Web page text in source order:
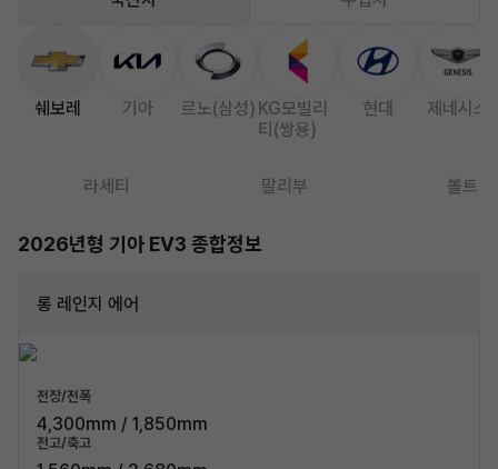
쉐보레 기아 르노(삼성) KG모빌리
티(쌍용)
현대 제네시스
라세티 말리부 볼트
2026년형 기아 EV3 종합정보
롱 레인지 에어
전장/전폭
4,300mm / 1,850mm
전고/축고